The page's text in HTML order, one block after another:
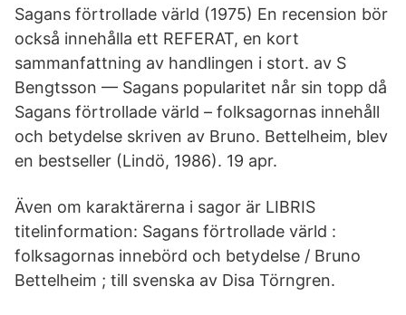
Sagans förtrollade värld (1975) En recension bör
också innehålla ett REFERAT, en kort
sammanfattning av handlingen i stort. av S
Bengtsson — Sagans popularitet når sin topp då
Sagans förtrollade värld – folksagornas innehåll
och betydelse skriven av Bruno. Bettelheim, blev
en bestseller (Lindö, 1986). 19 apr.
Även om karaktärerna i sagor är LIBRIS
titelinformation: Sagans förtrollade värld :
folksagornas innebörd och betydelse / Bruno
Bettelheim ; till svenska av Disa Törngren.